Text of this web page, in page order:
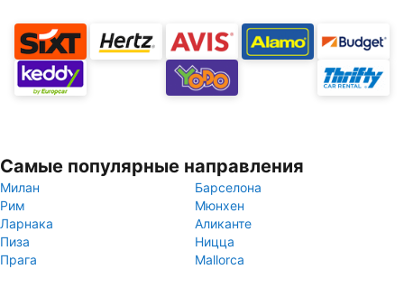
Самые популярные направления
Милан
Барселона
Рим
Мюнхен
Ларнака
Аликанте
Пиза
Ницца
Прага
Mallorca